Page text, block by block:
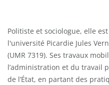
Politiste et sociologue, elle
l'université Picardie Jules
(UMR 7319). Ses travaux
l’administration et du travail
de l’État, en partant des